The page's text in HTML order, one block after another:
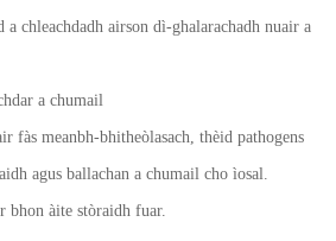
chleachdadh airson dì-ghalarachadh nuair a
a chumail
fàs meanbh-bhitheòlasach, thèid pathogens
agus ballachan a chumail cho ìosal.
àite stòraidh fuar.